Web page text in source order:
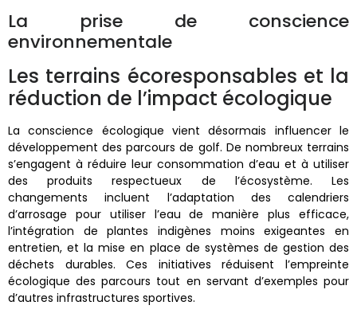
La prise de conscience
environnementale
Les terrains écoresponsables et la
réduction de l’impact écologique
La conscience écologique vient désormais influencer le
développement des parcours de golf. De nombreux terrains
s’engagent à réduire leur consommation d’eau et à utiliser
des produits respectueux de l’écosystème. Les
changements incluent l’adaptation des calendriers
d’arrosage pour utiliser l’eau de manière plus efficace,
l’intégration de plantes indigènes moins exigeantes en
entretien, et la mise en place de systèmes de gestion des
déchets durables. Ces initiatives réduisent l’empreinte
écologique des parcours tout en servant d’exemples pour
d’autres infrastructures sportives.